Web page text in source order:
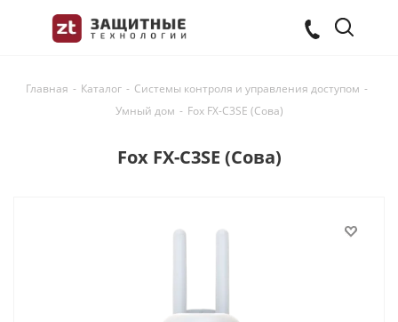
Главная - Каталог - Системы контроля и управления доступом -
Умный дом - Fox FX-C3SE (Сова)
Fox FX-C3SE (Сова)